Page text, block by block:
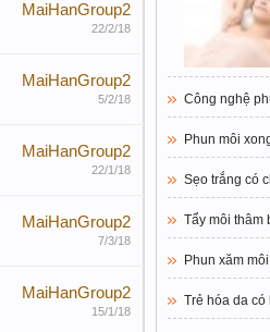
MaiHanGroup2
22/2/18
MaiHanGroup2
5/2/18
MaiHanGroup2
22/1/18
MaiHanGroup2
7/3/18
MaiHanGroup2
15/1/18
Công nghệ
Phun môi
Sẹo trắng có
Tẩy môi thâm
Phun xăm
Trẻ hóa da có